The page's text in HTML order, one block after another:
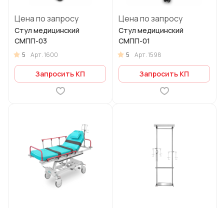
Цена по запросу
Стул медицинский
СМПП-03
5 Арт.1600
Запросить КП
Цена по запросу
Стул медицинский
СМПП-01
5 Арт.1598
Запросить КП